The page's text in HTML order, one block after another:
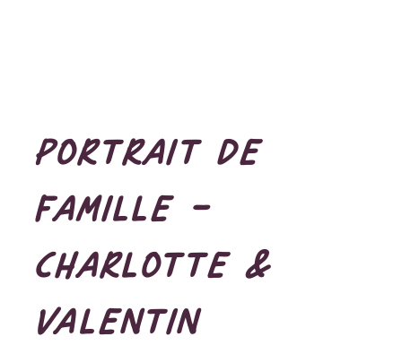
PORTRAIT DE
FAMILLE -
CHARLOTTE &
VALENTIN